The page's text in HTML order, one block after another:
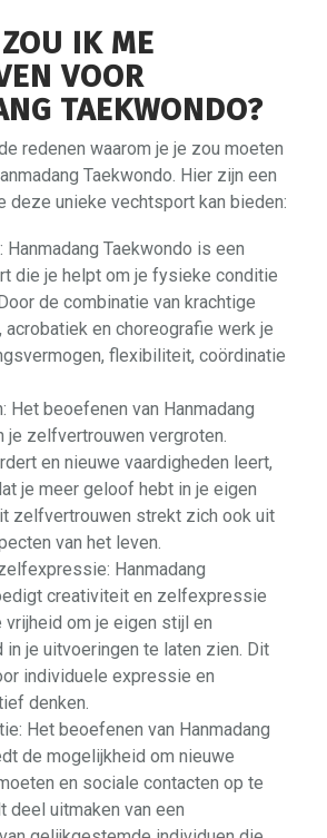
IK ME
VOOR
TAEKWONDO?
redenen waarom je je zou moeten
Taekwondo. Hier zijn een
deze unieke vechtsport kan bieden:
Taekwondo is een
die je helpt om je fysieke conditie
de combinatie van krachtige
acrobatiek en choreografie werk je
flexibiliteit, coördinatie
Het beoefenen van Hanmadang
je zelfvertrouwen vergroten.
en nieuwe vaardigheden leert,
je meer geloof hebt in je eigen
zelfvertrouwen strekt zich ook uit
van het leven.
Hanmadang
creativiteit en zelfexpressie
vrijheid om je eigen stijl en
je uitvoeringen te laten zien. Dit
individuele expressie en
denken.
Het beoefenen van Hanmadang
de mogelijkheid om nieuwe
en sociale contacten op te
deel uitmaken van een